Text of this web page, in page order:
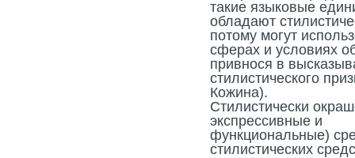
такие языковые
обладают
потому могут
сферах и условиях
привнося в
стилистического
Кожина).
Стилистически
экспрессивные и
функциональные)
стилистических